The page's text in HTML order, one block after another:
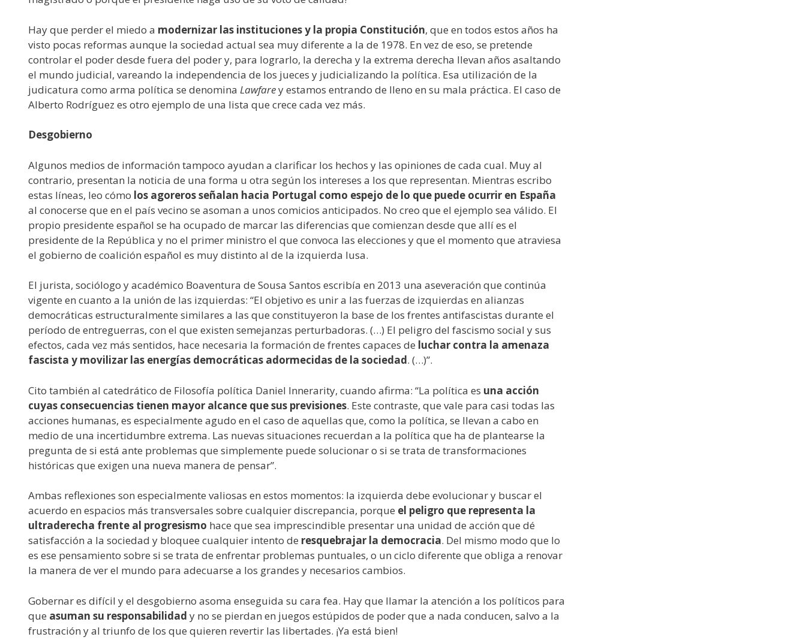
Hay que perder el miedo a modernizar las instituciones y la propia Constitución, que en todos estos años ha
visto pocas reformas aunque la sociedad actual sea muy diferente a la de 1978. En vez de eso, se pretende
controlar el poder desde fuera del poder y, para lograrlo, la derecha y la extrema derecha llevan años asaltando
el mundo judicial, vareando la independencia de los jueces y judicializando la política. Esa utilización de la
judicatura como arma política se denomina Lawfarey estamos entrando de lleno en su mala práctica. El caso de
Alberto Rodríguez es otro ejemplo de una lista que crece cada vez más.
Desgobierno
Algunos medios de información tampoco ayudan a clarificar los hechos y las opiniones de cada cual. Muy al
contrario, presentan la noticia de una forma u otra según los intereses a los que representan. Mientras escribo
estas líneas, leo cómo los agoreros señalan hacia Portugal como espejo de lo que puede ocurrir en España
al conocerse que en el país vecino se asoman a unos comicios anticipados. No creo que el ejemplo sea válido. El
propio presidente español se ha ocupado de marcar las diferencias que comienzan desde que allí es el
presidente de la República y no el primer ministro el que convoca las elecciones y que el momento que atraviesa
el gobierno de coalición español es muy distinto al de la izquierda lusa.
El jurista, sociólogo y académico Boaventura de Sousa Santos escribía en 2013 una aseveración que continúa
vigente en cuanto a la unión de las izquierdas: “El objetivo es unir a las fuerzas de izquierdas en alianzas
democráticas estructuralmente similares a las que constituyeron la base de los frentes antifascistas durante el
período de entreguerras, con el que existen semejanzas perturbadoras. (…) El peligro del fascismo social y sus
efectos, cada vez más sentidos, hace necesaria la formación de frentes capaces de luchar contra la amenaza
fascista y movilizar las energías democráticas adormecidas de la sociedad. (…)”.
Cito también al catedrático de Filosofía política Daniel Innerarity, cuando afirma: “La política es una acción
cuyas consecuencias tienen mayor alcance que sus previsiones. Este contraste, que vale para casi todas las
acciones humanas, es especialmente agudo en el caso de aquellas que, como la política, se llevan a cabo en
medio de una incertidumbre extrema. Las nuevas situaciones recuerdan a la política que ha de plantearse la
pregunta de si está ante problemas que simplemente puede solucionar o si se trata de transformaciones
históricas que exigen una nueva manera de pensar”.
Ambas reflexiones son especialmente valiosas en estos momentos: la izquierda debe evolucionar y buscar el
acuerdo en espacios más transversales sobre cualquier discrepancia, porque el peligro que representa la
ultraderecha frente al progresismo hace que sea imprescindible presentar una unidad de acción que dé
satisfacción a la sociedad y bloquee cualquier intento de resquebrajar la democracia. Del mismo modo que lo
es ese pensamiento sobre si se trata de enfrentar problemas puntuales, o un ciclo diferente que obliga a renovar
la manera de ver el mundo para adecuarse a los grandes y necesarios cambios.
Gobernar es difícil y el desgobierno asoma enseguida su cara fea. Hay que llamar la atención a los políticos para
que asuman su responsabilidad y no se pierdan en juegos estúpidos de poder que a nada conducen, salvo a la
frustración y al triunfo de los que quieren revertir las libertades. ¡Ya está bien!